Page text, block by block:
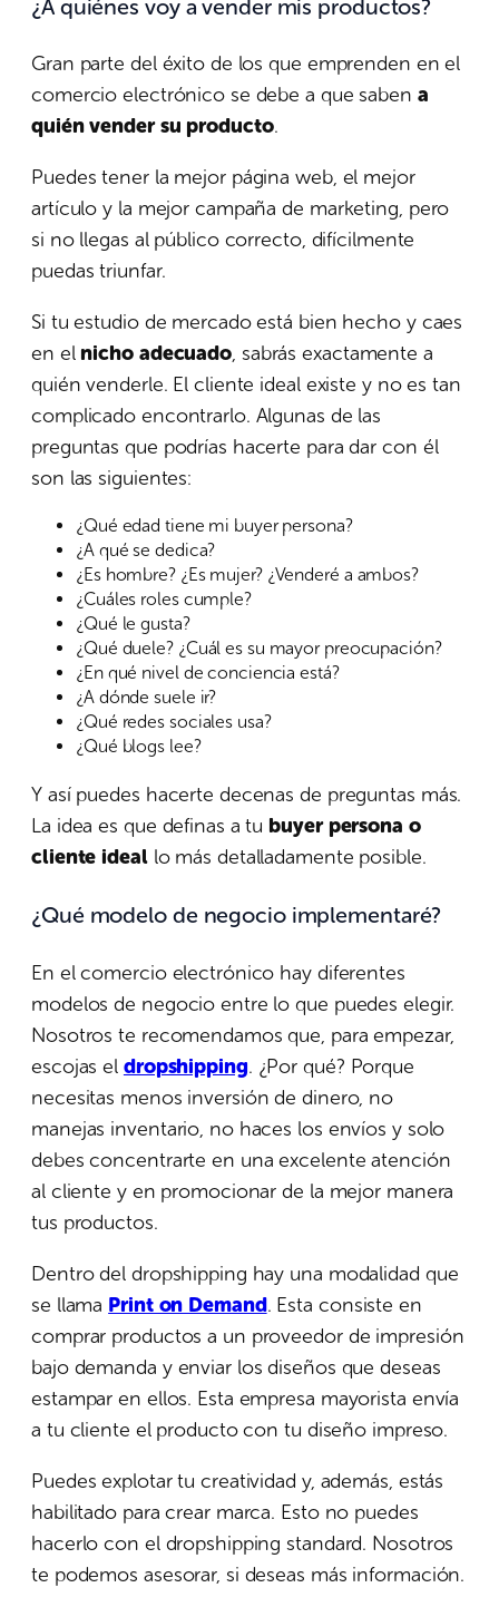
¿A quiénes voy a vender mis productos?
Gran parte del éxito de los que emprenden en el
comercio electrónico se debe a que saben a
quién vender su producto.
Puedes tener la mejor página web, el mejor
artículo y la mejor campaña de marketing, pero
si no llegas al público correcto, difícilmente
puedas triunfar.
Si tu estudio de mercado está bien hecho y caes
en el nicho adecuado, sabrás exactamente a
quién venderle. El cliente ideal existe y no es tan
complicado encontrarlo. Algunas de las
preguntas que podrías hacerte para dar con él
son las siguientes:
¿Qué edad tiene mi buyer persona?
¿A qué se dedica?
¿Es hombre? ¿Es mujer? ¿Venderé a ambos?
¿Cuáles roles cumple?
¿Qué le gusta?
¿Qué duele? ¿Cuál es su mayor preocupación?
¿En qué nivel de conciencia está?
¿A dónde suele ir?
¿Qué redes sociales usa?
¿Qué blogs lee?
Y así puedes hacerte decenas de preguntas más.
La idea es que definas a tu buyer persona o
cliente ideallo más detalladamente posible.
¿Qué modelo de negocio implementaré?
En el comercio electrónico hay diferentes
modelos de negocio entre lo que puedes elegir.
Nosotros te recomendamos que, para empezar,
escojas el dropshipping. ¿Por qué? Porque
necesitas menos inversión de dinero, no
manejas inventario, no haces los envíos y solo
debes concentrarte en una excelente atención
al cliente y en promocionar de la mejor manera
tus productos.
Dentro del dropshipping hay una modalidad que
se llama Print on Demand. Esta consiste en
comprar productos a un proveedor de impresión
bajo demanda y enviar los diseños que deseas
estampar en ellos. Esta empresa mayorista envía
a tu cliente el producto con tu diseño impreso.
Puedes explotar tu creatividad y, además, estás
habilitado para crear marca. Esto no puedes
hacerlo con el dropshipping standard. Nosotros
te podemos asesorar, si deseas más información.